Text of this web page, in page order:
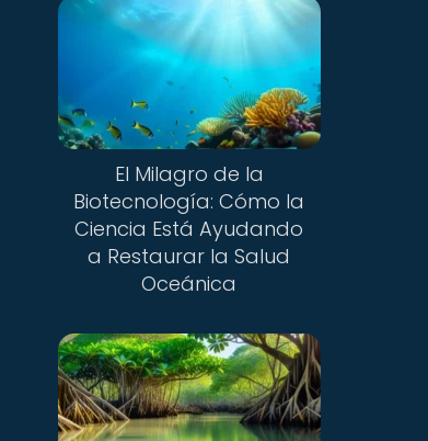
El Milagro de la
Biotecnología: Cómo la
Ciencia Está Ayudando
a Restaurar la Salud
Oceánica